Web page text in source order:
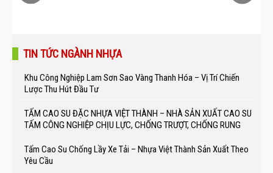
TIN TỨC NGÀNH NHỰA
Khu Công Nghiệp Lam Sơn Sao Vàng Thanh Hóa – Vị Trí Chiến
Lược Thu Hút Đầu Tư
TẤM CAO SU ĐẶC NHỰA VIỆT THÀNH – NHÀ SẢN XUẤT CAO SU
TẤM CÔNG NGHIỆP CHỊU LỰC, CHỐNG TRƯỢT, CHỐNG RUNG
Tấm Cao Su Chống Lầy Xe Tải – Nhựa Việt Thành Sản Xuất Theo
Yêu Cầu